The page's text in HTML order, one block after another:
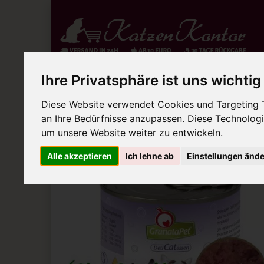
Ihre Privatsphäre ist uns wichtig
Diese Website verwendet Cookies und
an Ihre Bedürfnisse anzupassen. Diese
um unsere Website weiter zu entwickeln.
Alle akzeptieren Ich lehne ab Einstellungen
Aktionen Hochwertiges Nassfutter
Sie sind hier: Hochwertiges Nassfutter GranataPet
Zur Übersicht